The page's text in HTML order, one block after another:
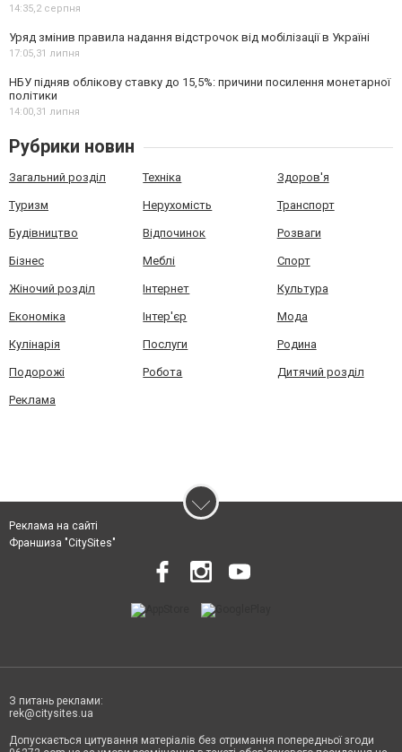
14:35,2 серпня
Уряд змінив правила надання відстрочок від мобілізації в Україні
17:05,31 липня
НБУ підняв облікову ставку до 15,5%: причини посилення монетарної
політики
14:00,31 липня
Рубрики новин
Загальний розділ Техніка Здоров'я
Туризм Нерухомість Транспорт
Будівництво Відпочинок Розваги
Бізнес Меблі Спорт
Жіночий розділ Інтернет Культура
Економіка Інтер'єр Мода
Кулінарія Послуги Родина
Подорожі Робота Дитячий розділ
Реклама
Реклама на сайті
Франшиза "CitySites"
З питань реклами:
rek@citysites.ua
Допускається цитування матеріалів без отримання попередньої згоди